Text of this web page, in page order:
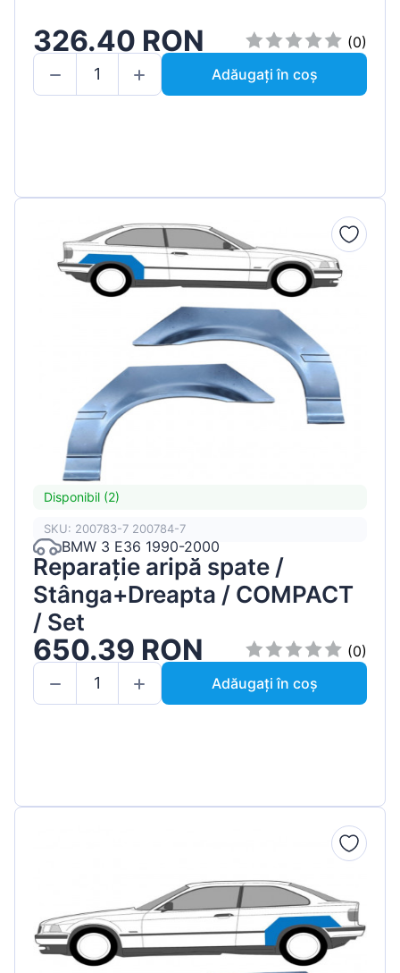
326.40 RON
(0)
Adăugați în coș
Disponibil (2)
SKU: 200783-7 200784-7
BMW 3 E36 1990-2000
Reparație aripă spate /
Stânga+Dreapta / COMPACT
/ Set
650.39 RON
(0)
Adăugați în coș